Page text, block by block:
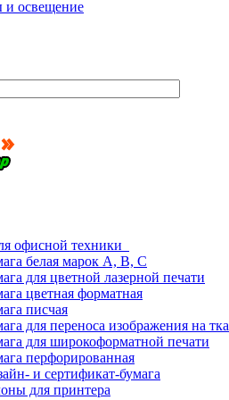
и освещение
офисной техники
белая марок А, В, С
для цветной лазерной печати
цветная форматная
писчая
для переноса изображения на
для широкоформатной печати
перфорированная
и сертификат-бумага
для принтера